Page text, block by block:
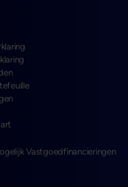
Vastgoedfinancieringen